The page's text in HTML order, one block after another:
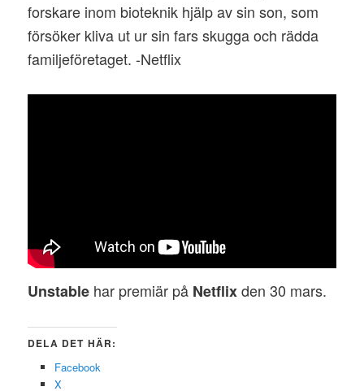
forskare inom bioteknik hjälp av sin son, som
försöker kliva ut ur sin fars skugga och rädda
familjeföretaget. -Netflix
Unstable har premiär på Netflixden 30 mars.
DELA DET HÄR:
Facebook
X